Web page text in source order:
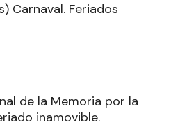
Carnaval. Feriados
de la Memoria por la
inamovible.